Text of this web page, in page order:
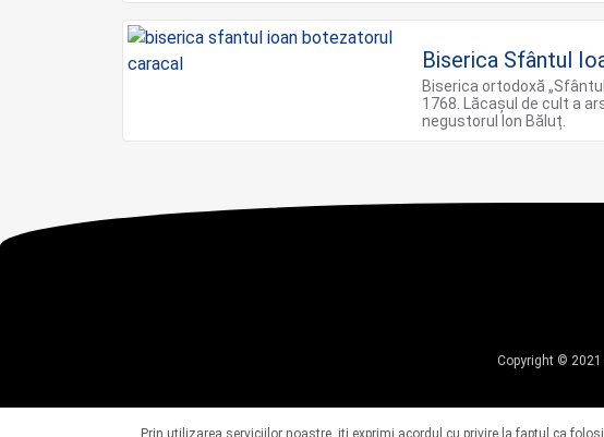
Biserica Sfântul
Biserica ortodoxă
1768. Lăcașul de cult a
negustorul Ion Băluț.
Copyright © 2021
Prin utilizarea serviciilor noastre, iti exprimi acordul cu privire la faptul ca